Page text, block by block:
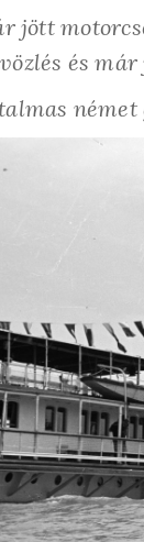
jött
és